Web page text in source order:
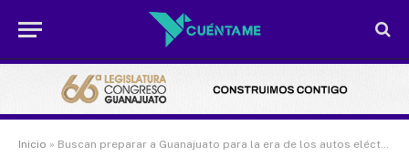
Inicio » Buscan preparar a Guanajuato para la era de los autos eléctricos